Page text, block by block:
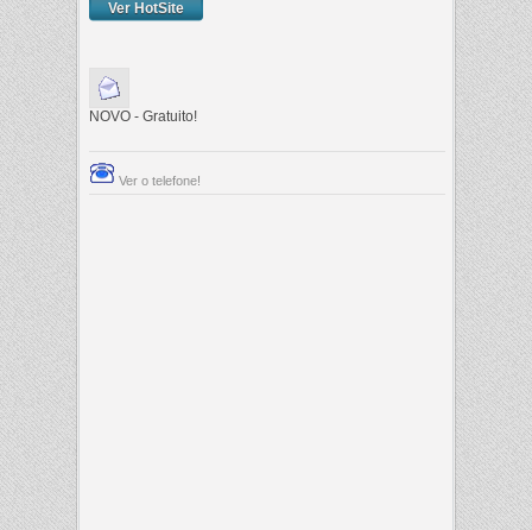
Ver HotSite
NOVO - Gratuito!
Ver o telefone!